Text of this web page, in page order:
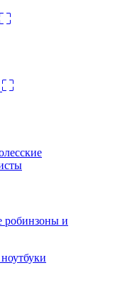
робинзоны и